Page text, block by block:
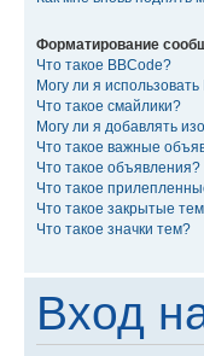
Форматирование
Что такое BBCode?
Могу ли я использовать
Что такое смайлики?
Могу ли я добавлять
Что такое важные
Что такое объявления?
Что такое
Что такое закрытые
Что такое значки тем?
Вход